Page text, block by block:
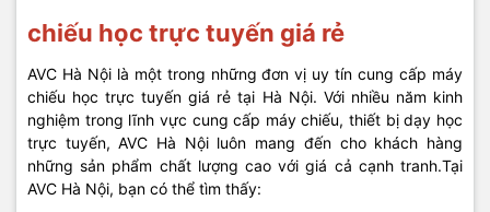
chiếu học trực tuyến giá rẻ
AVC Hà Nội là một trong những đơn vị uy tín cung cấp máy
chiếu học trực tuyến giá rẻ tại Hà Nội. Với nhiều năm kinh
nghiệm trong lĩnh vực cung cấp máy chiếu, thiết bị dạy học
trực tuyến, AVC Hà Nội luôn mang đến cho khách hàng
những sản phẩm chất lượng cao với giá cả cạnh tranh.Tại
AVC Hà Nội, bạn có thể tìm thấy: